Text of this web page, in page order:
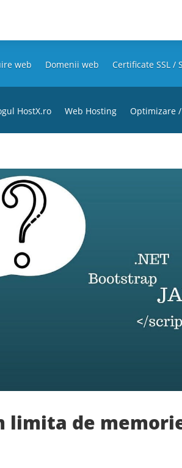
web Domenii web Certificate SSL /
HostX.ro Web Hosting Optimizare
limita de